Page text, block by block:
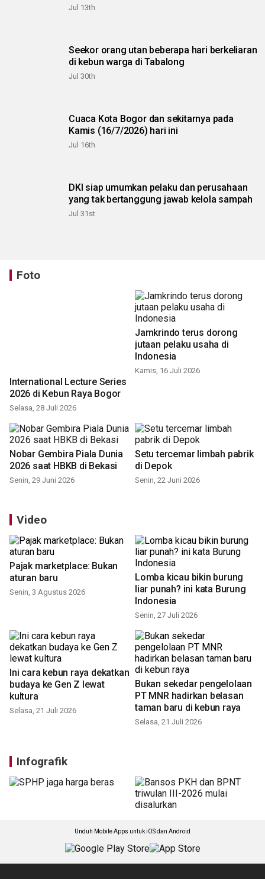
Jul 13th
Seekor orang utan beberapa hari berkeliaran
di kebun warga di Tabalong
Jul 30th
Cuaca Kota Bogor dan sekitarnya pada
Kamis (16/7/2026) hari ini
Jul 16th
DKI siap umumkan pelaku dan perusahaan
yang tak bertanggung jawab kelola sampah
Jul 31st
Foto
International Lecture Series
2026 di Kebun Raya Bogor
Selasa, 28 Juli 2026
Jamkrindo terus dorong
jutaan pelaku usaha di
Indonesia
Kamis, 16 Juli 2026
Nobar Gembira Piala Dunia
2026 saat HBKB di Bekasi
Senin, 29 Juni 2026
Setu tercemar limbah pabrik
di Depok
Senin, 22 Juni 2026
Video
Pajak marketplace: Bukan
aturan baru
Senin, 3 Agustus 2026
Lomba kicau bikin burung
liar punah? ini kata Burung
Indonesia
Senin, 27 Juli 2026
Ini cara kebun raya dekatkan
budaya ke Gen Z lewat
kultura
Selasa, 21 Juli 2026
Bukan sekedar pengelolaan
PT MNR hadirkan belasan
taman baru di kebun raya
Selasa, 21 Juli 2026
Infografik
Unduh Mobile Apps untuk iOS dan Android